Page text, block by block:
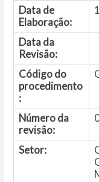
Data de
Elaboração:
Data da
Revisão:
Código do
procedimento
:
Número da
revisão:
Setor: